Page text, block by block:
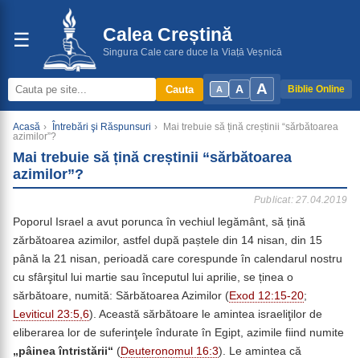
☰ Calea Creștină
Singura Cale care duce la Viață Veșnică
A A A Biblie Online
Cauta
Acasă › Întrebări şi Răspunsuri ›
Mai trebuie să țină creștinii “sărbătoarea
azimilor”?
Mai trebuie să țină creștinii “sărbătoarea
azimilor”?
Publicat: 27.04.2019
Poporul Israel a avut porunca în vechiul legământ, să țină
zărbătoarea azimilor, astfel după paștele din 14 nisan, din 15
până la 21 nisan, perioadă care corespunde în calendarul nostru
cu sfârşitul lui martie sau începutul lui aprilie, se ținea o
sărbătoare, numită: Sărbătoarea Azimilor (Exod 12:15-20;
Leviticul 23:5,6). Această sărbătoare le amintea israeliţilor de
eliberarea lor de suferinţele îndurate în Egipt, azimile fiind numite
„pâinea întristării“ (Deuteronomul 16:3). Le amintea că